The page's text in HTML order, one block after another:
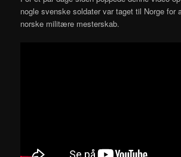
nogle svenske soldater var taget til Norge for
norske militære mesterskab.